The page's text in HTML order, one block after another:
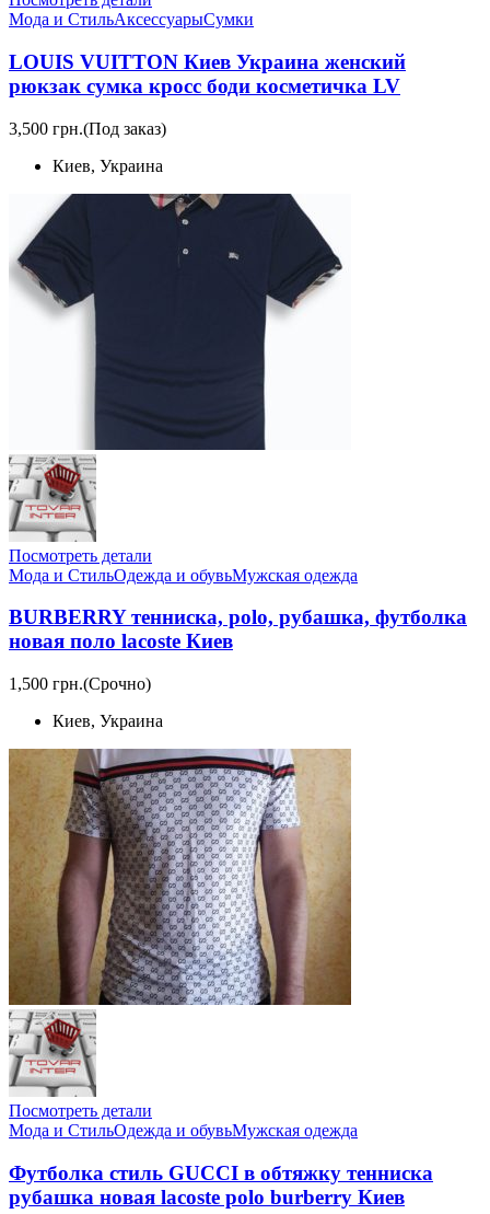
Мода и СтильАксессуарыСумки
LOUIS VUITTON Киев Украина женский
рюкзак сумка кросс боди косметичка LV
3,500 грн.(Под заказ)
Киев, Украина
Посмотреть детали
Мода и СтильОдежда и обувьМужская одежда
BURBERRY тенниска, polo, рубашка, футболка
новая поло lacoste Киев
1,500 грн.(Срочно)
Киев, Украина
Посмотреть детали
Мода и СтильОдежда и обувьМужская одежда
Футболка стиль GUCCI в обтяжку тенниска
рубашка новая lacoste polo burberry Киев